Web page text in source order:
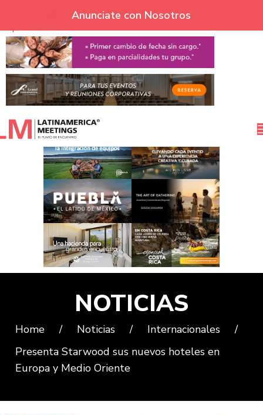
Skip to navigation
Skip to main content
Anunciate con Nosotros
NOTICIAS
Home / Noticias / Internacionales
/
Presenta Starwood sus nuevos hoteles en
Europa y Medio Oriente